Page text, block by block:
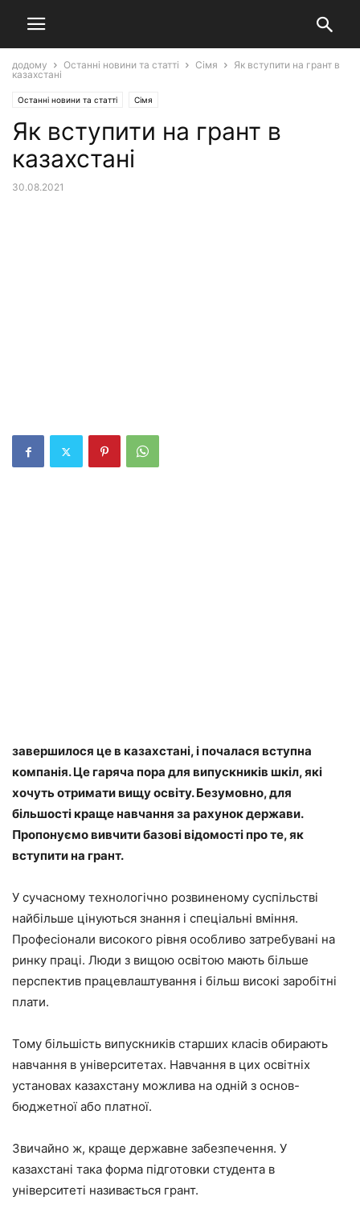
додому Останні новини та статті Сімя
Як вступити на грант в
казахстані
Останні новини та статті Сімя
Як вступити на грант в
казахстані
30.08.2021
завершилося це в казахстані, і почалася вступна
компанія. Це гаряча пора для випускників шкіл, які
хочуть отримати вищу освіту. Безумовно, для
більшості краще навчання за рахунок держави.
Пропонуємо вивчити базові відомості про те, як
вступити на грант.
У сучасному технологічно розвиненому суспільстві
найбільше цінуються знання і спеціальні вміння.
Професіонали високого рівня особливо затребувані на
ринку праці. Люди з вищою освітою мають більше
перспектив працевлаштування і більш високі заробітні
плати.
Тому більшість випускників старших класів обирають
навчання в університетах. Навчання в цих освітніх
установах казахстану можлива на одній з основ-
бюджетної або платної.
Звичайно ж, краще державне забезпечення. У
казахстані така форма підготовки студента в
університеті називається грант.